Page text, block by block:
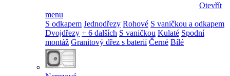
Otevřít
menu
S odkapem Jednodřezy Rohové S vaničkou a odkapem
Dvojdřezy + 6 dalších S vaničkou Kulaté Spodní
montáž Granitový dřez s baterií Černé Bílé